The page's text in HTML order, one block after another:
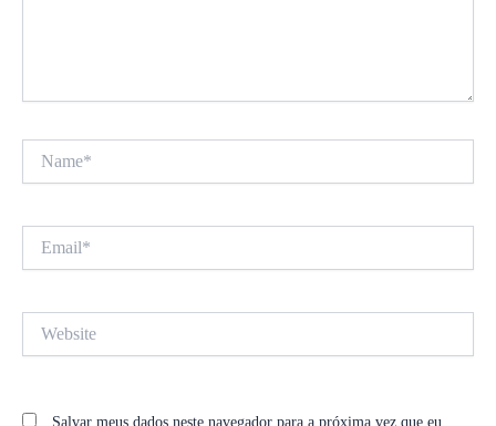
Salvar meus dados neste navegador para a próxima vez que eu